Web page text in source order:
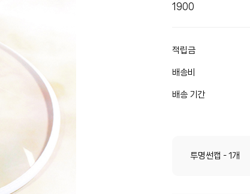
1900
적립금
배송비
배송 기간
투명썬캡 - 1개